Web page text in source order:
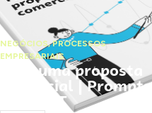
NEGÓCIOS,PROCESSOS
EMPRESARIAIS
Faça uma proposta
comercial | Prompts
ChatGPT